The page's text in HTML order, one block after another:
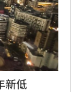
新低